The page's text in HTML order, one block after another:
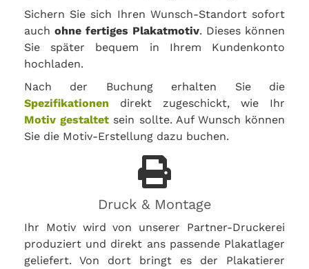
Sichern Sie sich Ihren Wunsch-Standort sofort
auch ohne fertiges Plakatmotiv. Dieses können
Sie später bequem in Ihrem Kundenkonto
hochladen.
Nach der Buchung erhalten Sie die
Spezifikationen direkt zugeschickt, wie Ihr
Motiv gestaltet sein sollte. Auf Wunsch können
Sie die Motiv-Erstellung dazu buchen.
Druck & Montage
Ihr Motiv wird von unserer Partner-Druckerei
produziert und direkt ans passende Plakatlager
geliefert. Von dort bringt es der Plakatierer